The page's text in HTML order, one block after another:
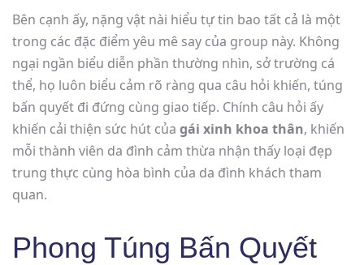
Bên cạnh ấy, nặng vật nài hiểu tự tin bao tất cả là một
trong các đặc điểm yêu mê say của group này. Không
ngại ngần biểu diễn phần thường nhìn, sở trường cá
thể, họ luôn biểu cảm rõ ràng qua câu hỏi khiến, túng
bấn quyết đi đứng cùng giao tiếp. Chính câu hỏi ấy
khiến cải thiện sức hút của gái xinh khoa thân, khiến
mỗi thành viên da đình cảm thừa nhận thấy loại đẹp
trung thực cùng hòa bình của da đình khách tham
quan.
Phong Túng Bấn Quyết